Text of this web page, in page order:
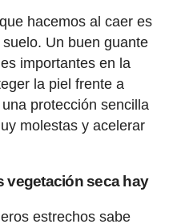
hacemos al caer es
Un buen guante
importantes en la
la piel frente a
protección sencilla
molestas y acelerar
vegetación seca hay
estrechos sabe